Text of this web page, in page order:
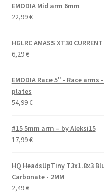
EMODIA Mid arm 6mm
22,99€
HGLRC AMASS XT30
6,29€
EMODIA Race 5" - Race
plates
54,99€
#15 5mm arm – by Aleksi15
17,99€
HQ HeadsUpTiny T3x1.8x3
Carbonate - 2MM
2,49€